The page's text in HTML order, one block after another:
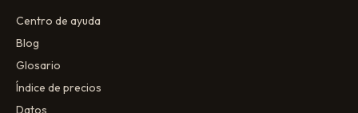
Centro de ayuda
Blog
Glosario
Índice de precios
Datos